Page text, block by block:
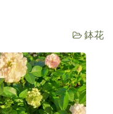
鉢花